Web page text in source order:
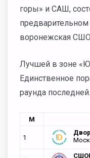
горы» и САШ,
предварительном
воронежская
Лучшей в зоне
Единственное
раунда последней.
М
1